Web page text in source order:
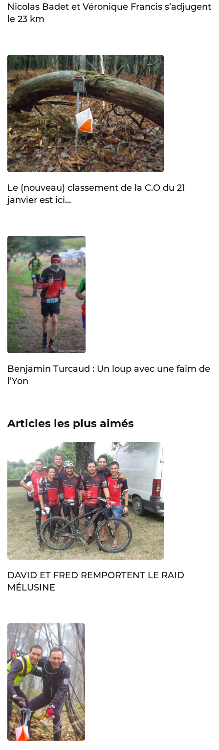
Nicolas Badet et Véronique Francis s’adjugent
le 23 km
Le (nouveau) classement de la C.O du 21
janvier est ici…
Benjamin Turcaud : Un loup avec une faim de
l’Yon
Articles les plus aimés
DAVID ET FRED REMPORTENT LE RAID
MÉLUSINE